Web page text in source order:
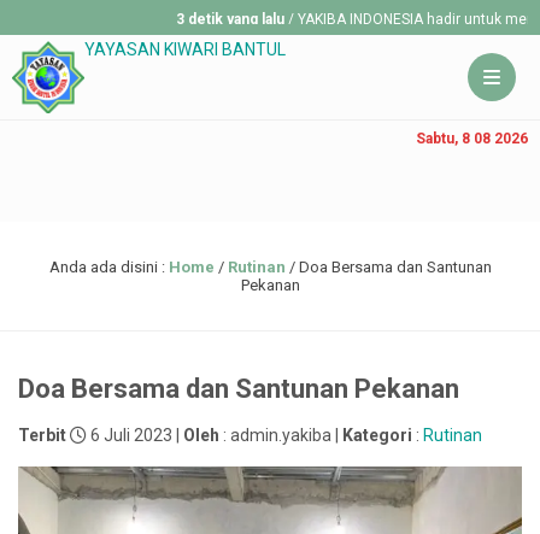
3 detik yang lalu/ YAKIBA INDONESIA hadir untuk membantu
YAYASAN KIWARI BANTUL
Sabtu, 8 08 2026
Anda ada disini : Home / Rutinan / Doa Bersama dan Santunan
Pekanan
Doa Bersama dan Santunan Pekanan
Terbit 6 Juli 2023 | Oleh : admin.yakiba | Kategori : Rutinan